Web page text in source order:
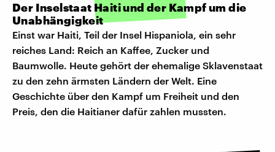
Der Inselstaat Haiti und der Kampf um die
Unabhängigkeit
Einst war Haiti, Teil der Insel Hispaniola, ein sehr
reiches Land: Reich an Kaffee, Zucker und
Baumwolle. Heute gehört der ehemalige Sklavenstaat
zu den zehn ärmsten Ländern der Welt. Eine
Geschichte über den Kampf um Freiheit und den
Preis, den die Haitianer dafür zahlen mussten.